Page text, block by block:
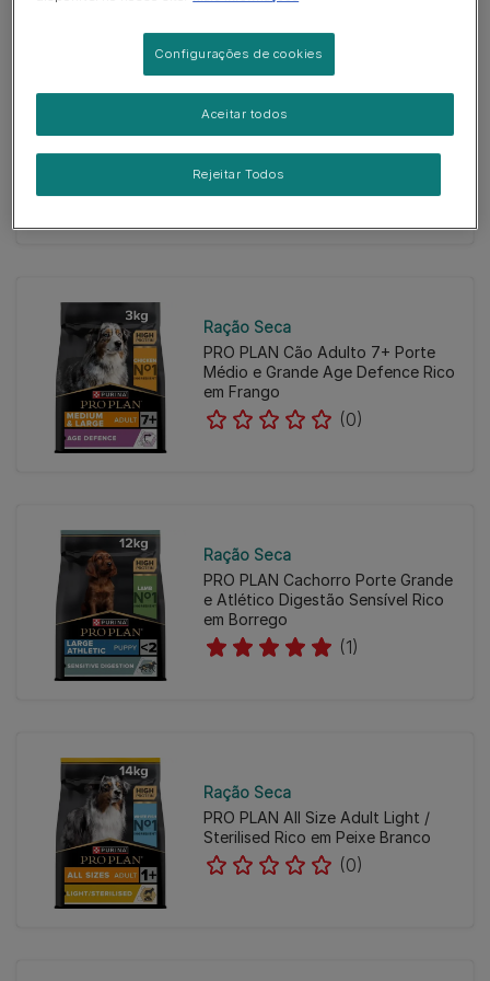
Ração Seca
PRO PLAN Cachorro Porte Grande
(0)
Ração Seca
PRO PLAN Cão Adulto 7+ Porte
Médio e Grande Age Defence Rico
em Frango
(0)
Ração Seca
PRO PLAN Cachorro Porte Grande
e Atlético Digestão Sensível Rico
em Borrego
(1)
Ração Seca
PRO PLAN All Size Adult Light /
Sterilised Rico em Peixe Branco
(0)
Configurações de cookies
Rejeitar Todos
Aceitar todos